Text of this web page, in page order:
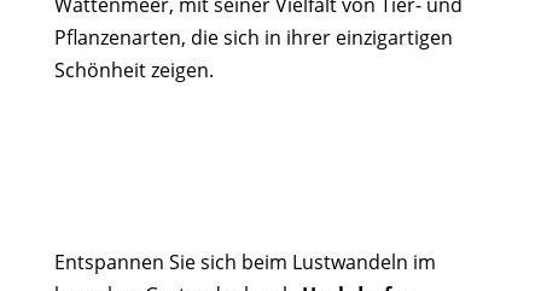
Pflanzenarten, die sich in ihrer einzigartigen
Schönheit zeigen.
Entspannen Sie sich beim Lustwandeln im